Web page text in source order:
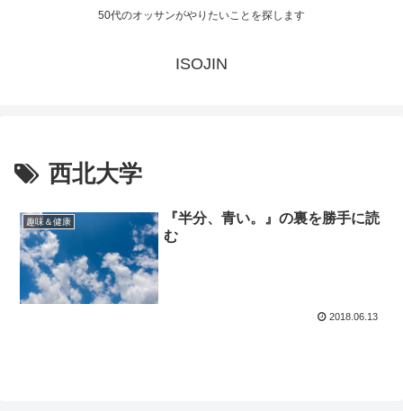
50代のオッサンがやりたいことを探します
ISOJIN
西北大学
趣味＆健康
『半分、青い。』の裏を勝手に読
む
2018.06.13